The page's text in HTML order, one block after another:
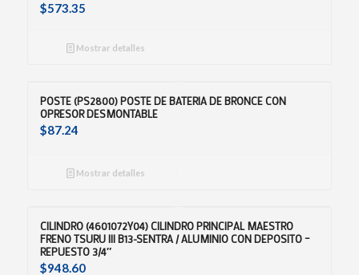
$573.35
Mostrar detalles
POSTE (PS2800) POSTE DE BATERIA DE BRONCE CON
OPRESOR DESMONTABLE
$87.24
Mostrar detalles
CILINDRO (4601072Y04) CILINDRO PRINCIPAL MAESTRO
FRENO TSURU III B13-SENTRA / ALUMINIO CON DEPOSITO –
REPUESTO 3/4″
$948.60